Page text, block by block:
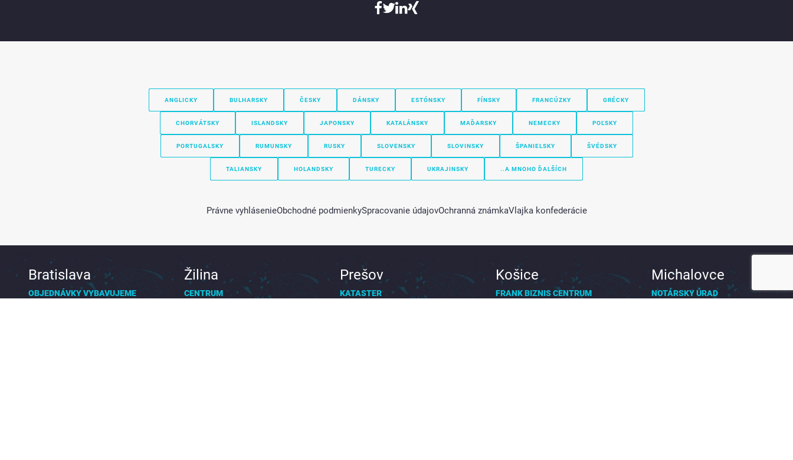
ANGLICKY BULHARSKY ČESKY DÁNSKY ESTÓNSKY FÍNSKY FRANCÚZKY GRÉCKY
CHORVÁTSKY ISLANDSKY JAPONSKY KATALÁNSKY MAĎARSKY NEMECKY POĽSKY
PORTUGALSKY RUMUNSKY RUSKY SLOVENSKY SLOVINSKY ŠPANIELSKY ŠVÉDSKY
TALIANSKY HOLANDSKY TURECKY UKRAJINSKY ..A MNOHO ĎALŠÍCH
Právne vyhlásenieObchodné podmienkySpracovanie údajovOchranná známkaVlajka konfederácie
Bratislava
OBJEDNÁVKY VYBAVUJEME
Žilina
CENTRUM
Prešov
KATASTER
Košice
FRANK BIZNIS CENTRUM
Michalovce
NOTÁRSKY ÚRAD